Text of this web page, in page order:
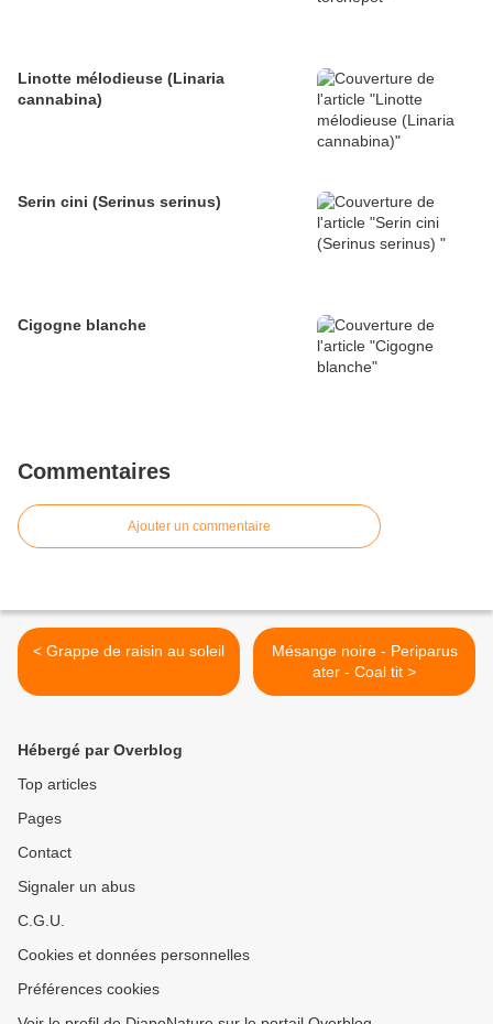
Linotte mélodieuse (Linaria
cannabina)
Serin cini (Serinus serinus)
Cigogne blanche
Commentaires
Ajouter un commentaire
< Grappe de raisin au soleil
Mésange noire - Periparus
ater - Coal tit >
Hébergé par Overblog
Top articles
Pages
Contact
Signaler un abus
C.G.U.
Cookies et données personnelles
Préférences cookies